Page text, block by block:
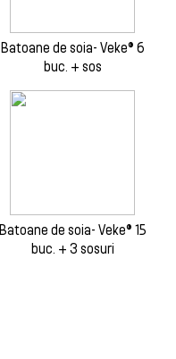
Batoane de soia- Veke® 6
buc. + sos
Batoane de soia- Veke® 15
buc. + 3 sosuri